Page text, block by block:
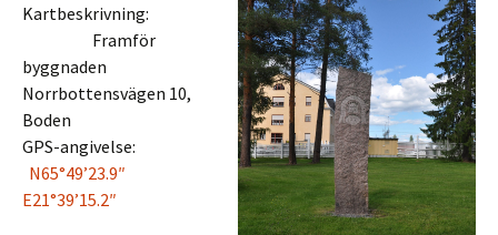
Kartbeskrivning:
Framför
byggnaden
Norrbottensvägen 10,
Boden
GPS-angivelse:
N65°49’23.9″
E21°39’15.2″